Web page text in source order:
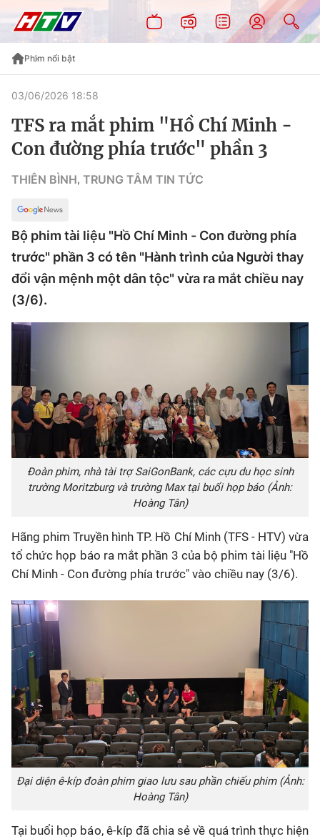
Phim nổi bật
03/06/2026 18:58
TFS ra mắt phim "Hồ Chí Minh -
Con đường phía trước" phần 3
THIÊN BÌNH, TRUNG TÂM TIN TỨC
Bộ phim tài liệu "Hồ Chí Minh - Con đường phía
trước" phần 3 có tên "Hành trình của Người thay
đổi vận mệnh một dân tộc" vừa ra mắt chiều nay
(3/6).
Đoàn phim, nhà tài trợ SaiGonBank, các cựu du học sinh
trường Moritzburg và trường Max tại buổi họp báo (Ảnh:
Hoàng Tân)
Hãng phim Truyền hình TP. Hồ Chí Minh (TFS - HTV) vừa
tổ chức họp báo ra mắt phần 3 của bộ phim tài liệu "Hồ
Chí Minh - Con đường phía trước" vào chiều nay (3/6).
Đại diện ê-kíp đoàn phim giao lưu sau phần chiếu phim (Ảnh:
Hoàng Tân)
Tại buổi họp báo, ê-kíp đã chia sẻ về quá trình thực hiện